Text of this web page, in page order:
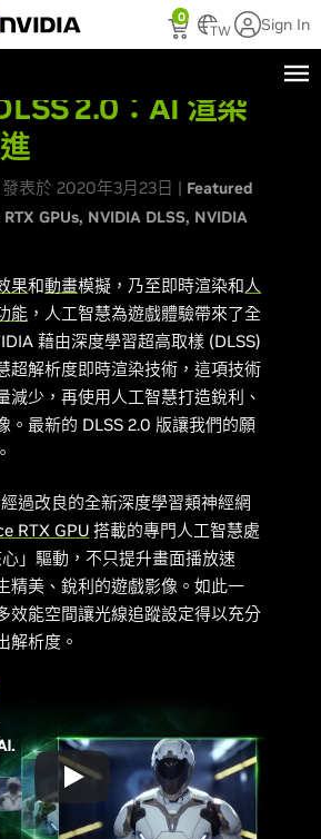
0
TW Sign In
2.0：AI 渲染
表於 2020年3月23日 | Featured
GPUs NVIDIA DLSS NVIDIA
果和動畫模擬，乃至即時渲染和人
能 ，人工智慧為遊戲體驗帶來了全
藉由深度學習超高取樣 (DLSS)
超解析度即時渲染技術，這項技術
減少，再使用人工智慧打造銳利、
。最新的 DLSS 2.0 版讓我們的願
過改良的全新深度學習類神經網
RTX GPU 搭載的專門人工智慧處
」驅動，不只提升畫面播放速
精美、銳利的遊戲影像。如此一
效能空間讓光線追蹤設定得以充分
解析度。